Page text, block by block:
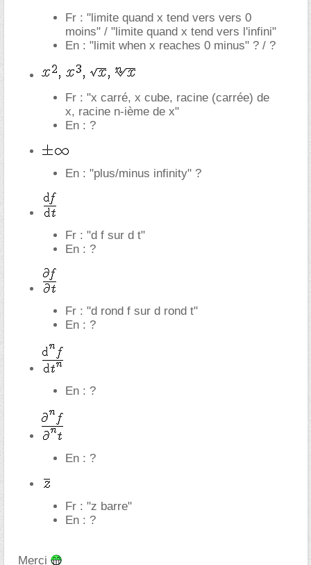
Fr : "limite quand x tend vers vers 0
moins" / "limite quand x tend vers l'infini"
En : "limit when x reaches 0 minus" ? / ?
Fr : "x carré, x cube, racine (carrée) de
x, racine n-ième de x"
En : ?
En : "plus/minus infinity" ?
Fr : "d f sur d t"
En : ?
Fr : "d rond f sur d rond t"
En : ?
En : ?
En : ?
Fr : "z barre"
En : ?
Merci